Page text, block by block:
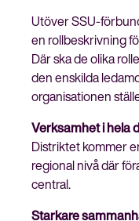
Utöver SSU-
en rollbeskrivning
Där ska de olika
den enskilda
organisationen
Verksamhet i hela
Distriktet kommer
regional nivå där
central.
Starkare